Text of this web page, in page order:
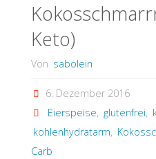
/
Keto)
Von sabolein
6. Dezember 2016
Eierspeise, glutenfrei,
kohlenhydratarm,
Carb